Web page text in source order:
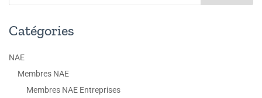
Catégories
NAE
Membres NAE
Membres NAE Entreprises